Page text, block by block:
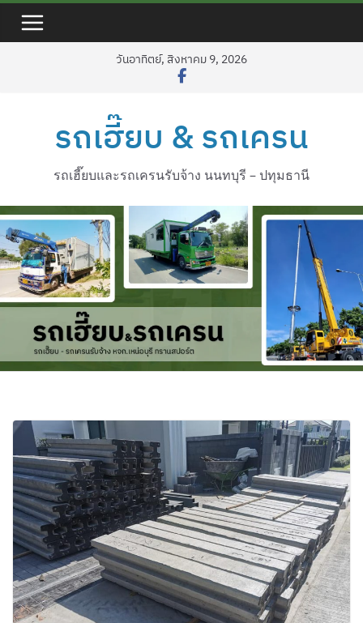
วันอาทิตย์, สิงหาคม 9, 2026
รถเฮี๊ยบ & รถเครน
รถเฮี๊ยบและรถเครนรับจ้าง นนทบุรี – ปทุมธานี